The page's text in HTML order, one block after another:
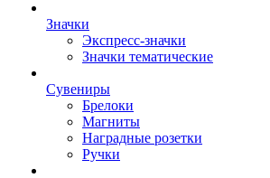
Значки
Экспресс-значки
Значки тематические
Сувениры
Брелоки
Магниты
Наградные розетки
Ручки